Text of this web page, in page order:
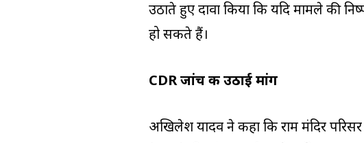
उठाते हुए दावा किया कि यदि मामले की
हो सकते हैं।
CDR जांच की उठाई मांग
अखिलेश यादव ने कहा कि राम मंदिर